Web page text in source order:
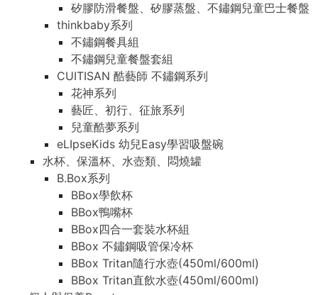
矽膠防滑餐盤、矽膠蒸盤、不鏽鋼兒童巴士餐盤
thinkbaby系列
不鏽鋼餐具組
不鏽鋼兒童餐盤套組
CUITISAN 酷藝師 不鏽鋼系列
花神系列
藝匠、初行、征旅系列
兒童酷夢系列
eLIpseKids 幼兒Easy學習吸盤碗
水杯、保溫杯、水壺類、悶燒罐
B.Box系列
BBox學飲杯
BBox鴨嘴杯
BBox四合一套裝水杯組
BBox 不鏽鋼吸管保冷杯
BBox Tritan隨行水壺(450ml/600ml)
BBox Tritan直飲水壺(450ml/600ml)